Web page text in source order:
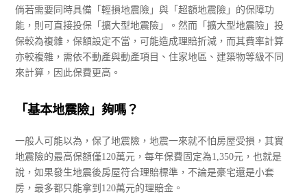
倘若需要同時具備「輕損地震險」與「超額地震險」的保障功
能，則可直接投保「擴大型地震險」。然而「擴大型地震險」投
保較為複雜，保額設定不當，可能造成理賠折減，而其費率計算
亦較複雜，需依不動產與動產項目、住家地區、建築物等級不同
來計算，因此保費更高。
「基本地震險」夠嗎？
一般人可能以為，保了地震險，地震一來就不怕房屋受損，其實
地震險的最高保額僅120萬元，每年保費固定為1,350元，也就是
說，如果發生地震後房屋符合理賠標準，不論是豪宅還是小套
房，最多都只能拿到120萬元的理賠金。